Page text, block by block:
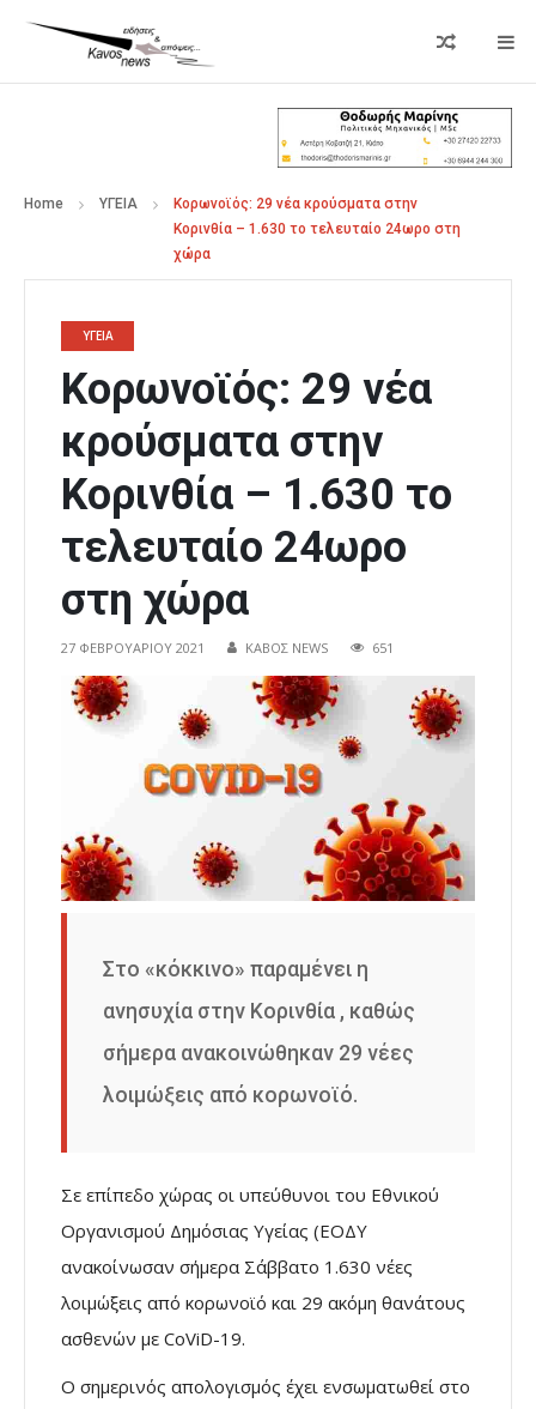
Home ΥΓΕΙΑ
Κορωνοϊός: 29 νέα κρούσματα στην
Κορινθία – 1.630 το τελευταίο 24ωρο στη
χώρα
ΥΓΕΙΑ
Κορωνοϊός: 29 νέα
κρούσματα στην
Κορινθία – 1.630 το
τελευταίο 24ωρο
στη χώρα
27 ΦΕΒΡΟΥΑΡΊΟΥ 2021 ΚΑΒΟΣ NEWS 651
Στο «κόκκινο» παραμένει η
ανησυχία στην Κορινθία , καθώς
σήμερα ανακοινώθηκαν 29 νέες
λοιμώξεις από κορωνοϊό.
Σε επίπεδο χώρας οι υπεύθυνοι του Εθνικού
Οργανισμού Δημόσιας Υγείας (ΕΟΔΥ
ανακοίνωσαν σήμερα Σάββατο 1.630 νέες
λοιμώξεις από κορωνοϊό και 29 ακόμη θανάτους
ασθενών με CoViD-19.
Ο σημερινός απολογισμός έχει ενσωματωθεί στο